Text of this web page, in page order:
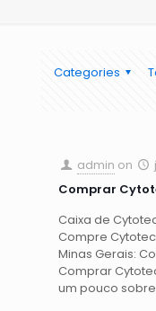
Categories
admin on
Comprar
Caixa de
Compre
Minas Gerais:
Comprar
um pouco sobre